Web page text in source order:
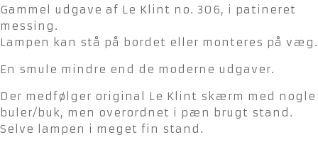
Gammel udgave af Le Klint no. 306, i patineret
messing.
Lampen kan stå på bordet eller monteres på væg.
En smule mindre end de moderne udgaver.
Der medfølger original Le Klint skærm med nogle
buler/buk, men overordnet i pæn brugt stand.
Selve lampen i meget fin stand.